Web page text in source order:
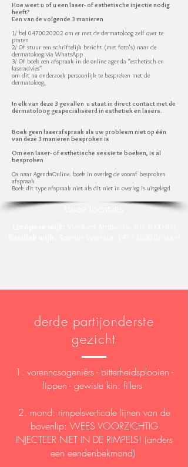
Hoe weet u of u een laser- of esthetische injectie nodig
heeft?
Een van de volgende 3 manieren
1/ bel 0470020202 om er met de dermatoloog zelf over te
praten
2/ Of stuur een schriftelijk bericht (met foto's) naar de
dermatoloog via WhatsApp
3/ Of boek een afspraak in de online agenda “esthetisch en
laseradvies”
om dit na onderzoek persoonlijk te bespreken met de
dermatoloog.
In elk van deze 3 gevallen u staat in direct contact met de
dermatoloog gespecialiseerd in esthetiek en lasers.
Boek geen laserafspraak als uw probleem niet op één
van deze 3 manieren besproken is
Om een laser- of esthetische sessie te boeken, is al
besproken
Ga naar AgendaOnline. boek in overleg de vooraf besproken
afspraak
Boek dit type afspraak niet als dit niet in overleg is uitgelegd
derde partijonderste
gezicht
1. vorenncsogeniërs- bitterheidsplooien -
lippen - gewiste kin: fillers
2. mond: rimpelsverticale lijnen van de
bovenlip: WEES VOORZICHTIG
INJECTEER NIET IN DE RIMPELS! (anders
een eendenbekmond)